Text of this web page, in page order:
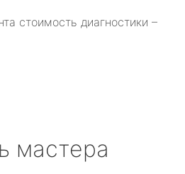
стоимость диагностики –
мастера